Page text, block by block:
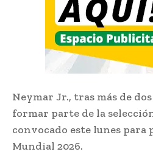
Neymar Jr., tras más de
formar parte de la
convocado este lunes
Mundial 2026.